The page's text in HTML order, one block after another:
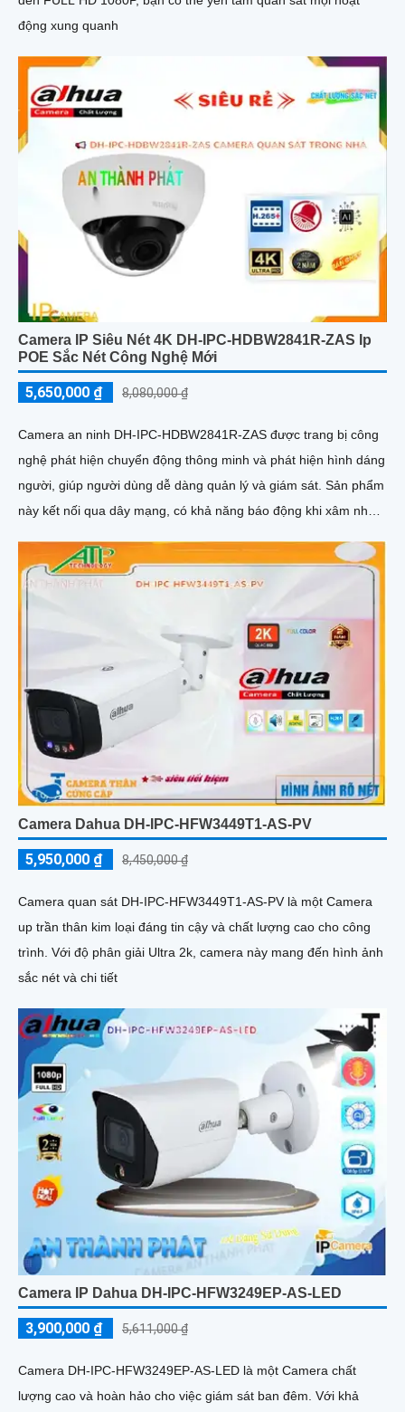
động xung quanh
Camera IP Siêu Nét 4K DH-IPC-HDBW2841R-ZAS Ip
POE Sắc Nét Công Nghệ Mới
5,650,000 ₫ 8,080,000 ₫
Camera an ninh DH-IPC-HDBW2841R-ZAS được trang bị công
nghệ phát hiện chuyển động thông minh và phát hiện hình dáng
người, giúp người dùng dễ dàng quản lý và giám sát. Sản phẩm
này kết nối qua dây mạng, có khả năng báo động khi xâm nhập
Camera Dahua DH-IPC-HFW3449T1-AS-PV
5,950,000 ₫ 8,450,000 ₫
Camera quan sát DH-IPC-HFW3449T1-AS-PV là một Camera
up trần thân kim loại đáng tin cậy và chất lượng cao cho công
trình. Với độ phân giải Ultra 2k, camera này mang đến hình ảnh
sắc nét và chi tiết
Camera IP Dahua DH-IPC-HFW3249EP-AS-LED
3,900,000 ₫ 5,611,000 ₫
Camera DH-IPC-HFW3249EP-AS-LED là một Camera chất
lượng cao và hoàn hảo cho việc giám sát ban đêm. Với khả